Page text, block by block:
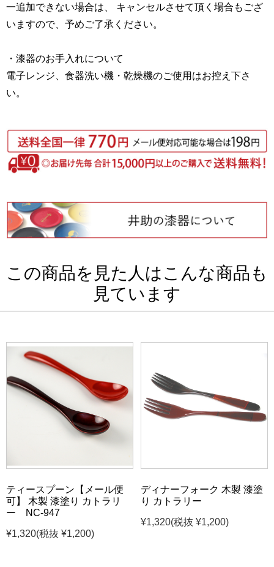
一追加できない場合は、 キャンセルさせて頂く場合もござ
いますので、予めご了承ください。
・漆器のお手入れについて
電子レンジ、食器洗い機・乾燥機のご使用はお控え下さ
い。
この商品を見た人はこんな商品も
見ています
ティースプーン【メール便
可】 木製 漆塗り カトラリ
ー NC-947
¥1,320(税抜 ¥1,200)
ディナーフォーク 木製 漆塗
り カトラリー
¥1,320(税抜 ¥1,200)